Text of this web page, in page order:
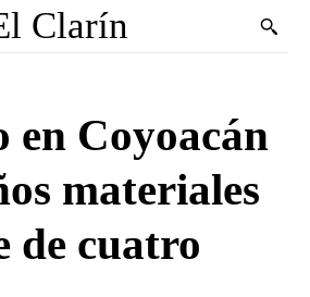
Clarín
en Coyoacán
materiales
de cuatro